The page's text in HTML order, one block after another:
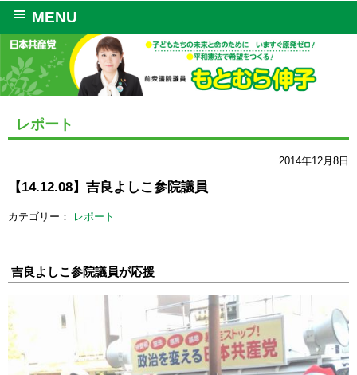
MENU
レポート
2014年12月8日
【14.12.08】吉良よしこ参院議員
カテゴリー： レポート
吉良よしこ参院議員が応援